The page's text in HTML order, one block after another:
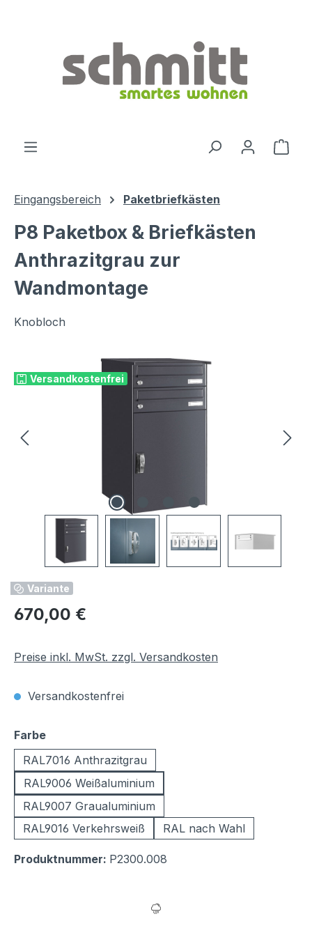
Eingangsbereich Paketbriefkästen
P8 Paketbox & Briefkästen
Anthrazitgrau zur
Wandmontage
Knobloch
Versandkostenfrei
Variante
Regulärer Preis:
670,00 €
Preise inkl. MwSt. zzgl. Versandkosten
Versandkostenfrei
Farbeauswählen
RAL7016 Anthrazitgrau
RAL9006 Weißaluminium
RAL9007 Graualuminium
RAL9016 Verkehrsweiß
RAL nach Wahl
Produktnummer: P2300.008